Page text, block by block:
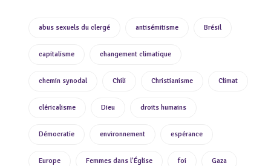
abus sexuels du clergé antisémitisme Brésil
capitalisme changement climatique
chemin synodal Chili Christianisme Climat
cléricalisme Dieu droits humains
Démocratie environnement espérance
Europe Femmes dans l'Église foi Gaza